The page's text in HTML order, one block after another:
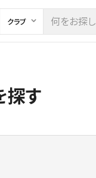
探す